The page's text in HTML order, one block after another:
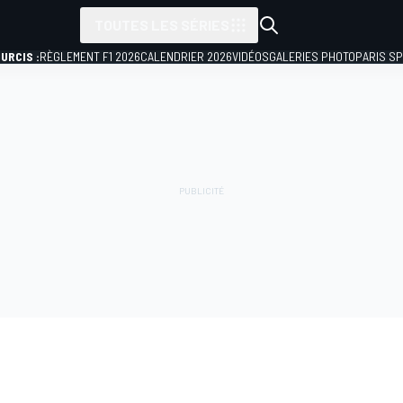
:RÈGLEMENT F1 2026CALENDRIER 2026VIDÉOSGALERIES PHOTOPARIS